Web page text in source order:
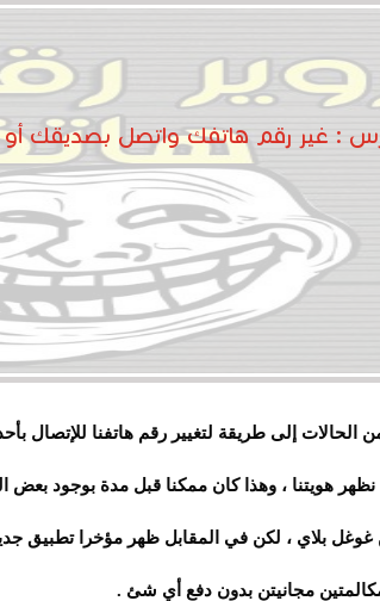
: غير رقم هاتفك واتصل بصديقك أو
الحالات إلى طريقة لتغيير رقم هاتفنا للإتصال
نظهر هويتنا ، وهذا كان ممكنا قبل مدة بوجود
غوغل بلاي ، لكن في المقابل ظهر مؤخرا تطبيق
مجانيتن بدون دفع أي شئ .